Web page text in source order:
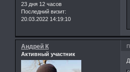
23 дня 12 часов
Последний визит:
20.03.2022 14:19:10
Андрей К
Активный участник